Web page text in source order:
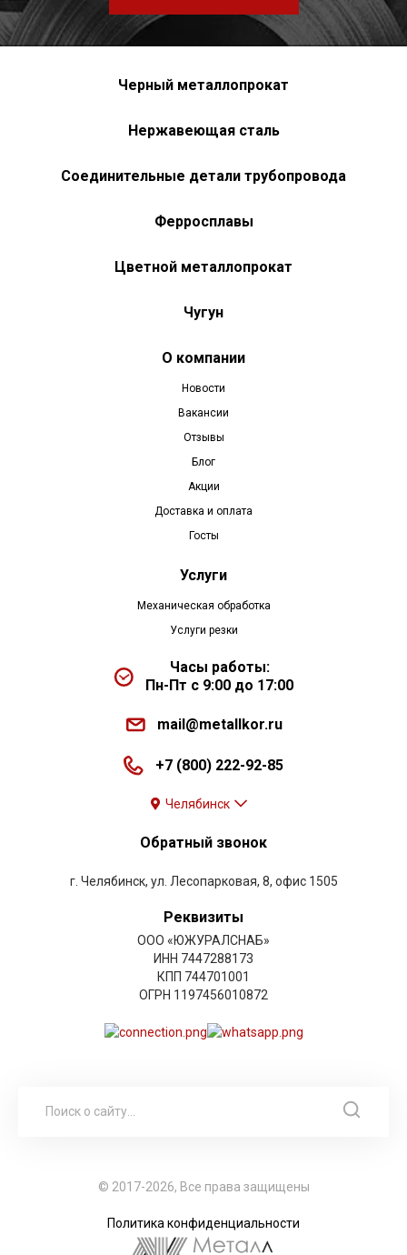
Черный металлопрокат
Нержавеющая сталь
Соединительные детали трубопровода
Ферросплавы
Цветной металлопрокат
Чугун
О компании
Новости
Вакансии
Отзывы
Блог
Акции
Доставка и оплата
Госты
Услуги
Механическая обработка
Услуги резки
Часы работы:
Пн-Пт с 9:00 до 17:00
mail@metallkor.ru
+7 (800) 222-92-85
Челябинск
Обратный звонок
г. Челябинск, ул. Лесопарковая, 8, офис 1505
Реквизиты
ООО «ЮЖУРАЛСНАБ»
ИНН 7447288173
КПП 744701001
ОГРН 1197456010872
© 2017-2026, Все права защищены
Политика конфиденциальности